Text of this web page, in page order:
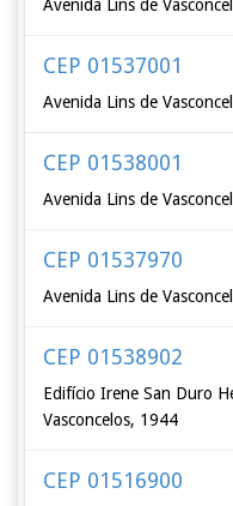
Avenida Lins de
CEP 01537001
Avenida Lins de
CEP 01538001
Avenida Lins de
CEP 01537970
Avenida Lins de
CEP 01538902
Edifício Irene San Duro
Vasconcelos, 1944
CEP 01516900